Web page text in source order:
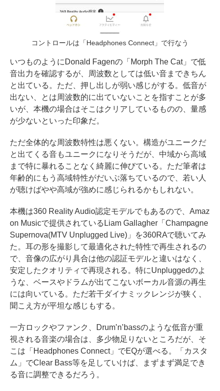
コントロールは「Headphones Connect」で行なう
いつものようにDonald Fagenの「Morph The Cat」で低
音出力を確認するが、周波数としては低い音まできちん
と出ている。ただ、押し出しが弱い感じがする。低音が
出ない、とは周波数的に出ていないことを指すことが多
いが、本機の場合はそこはクリアしているものの、量感
が少ないといった印象だ。
ただ全体的な周波数特性は悪くない。構造がユニークだ
と出てくる音もユニークになりそうだが、中域から高域
まで特に暴れることなく綺麗に伸びている。ただ筆者は
年齢的にもう高域特性がだいぶ落ちているので、若い人
が聴けばやや高域が強めに感じられるかもしれない。
本機は360 Reality Audio認定モデルでもあるので、Amaz
on Musicで提供されているLiam Gallagher「Champagne
Supernova(MTV Unplugged Live)」を360RAで聴いてみ
た。耳の形を撮影して最適化された特性で再生されるの
で、音像の広がり具合は他の認証モデルと違いはなく、
安定したクオリティで再現される。特にUnpluggedのよ
うな、ベースやドラムが出てこないボーカル音源の再生
には向いている。ただ若干ダイナミックレンジが狭く、
聞こえ方が平坦な感じもする。
一方ロックやファンク、Drum’n’bassのような低音が重
視される音楽の場合は、多少物足りないところだが、そ
こは「Headphones Connect」でEQが選べる。「カスタ
ム」でClear Bass等を足していけば、まずまず満足でき
る音に調整できるだろう。